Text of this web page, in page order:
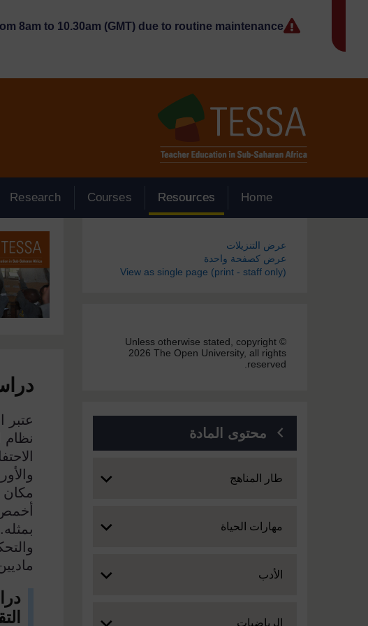
8am to 10.30am (GMT) due to routine maintenance.
Home
Resources
Courses
Research
الكتل
عرض التنزيلات
عرض كصفحة واحدة
View as single page (print - staff only)
Unless otherwise stated, copyright ©
2026 The Open University, all rights
reserved.
محتوى المادة
Expand
طار المناهج
Expand
مهارات الحياة
Expand
الأدب
Expand
الرياضيات
عتبر
نظام
مكان